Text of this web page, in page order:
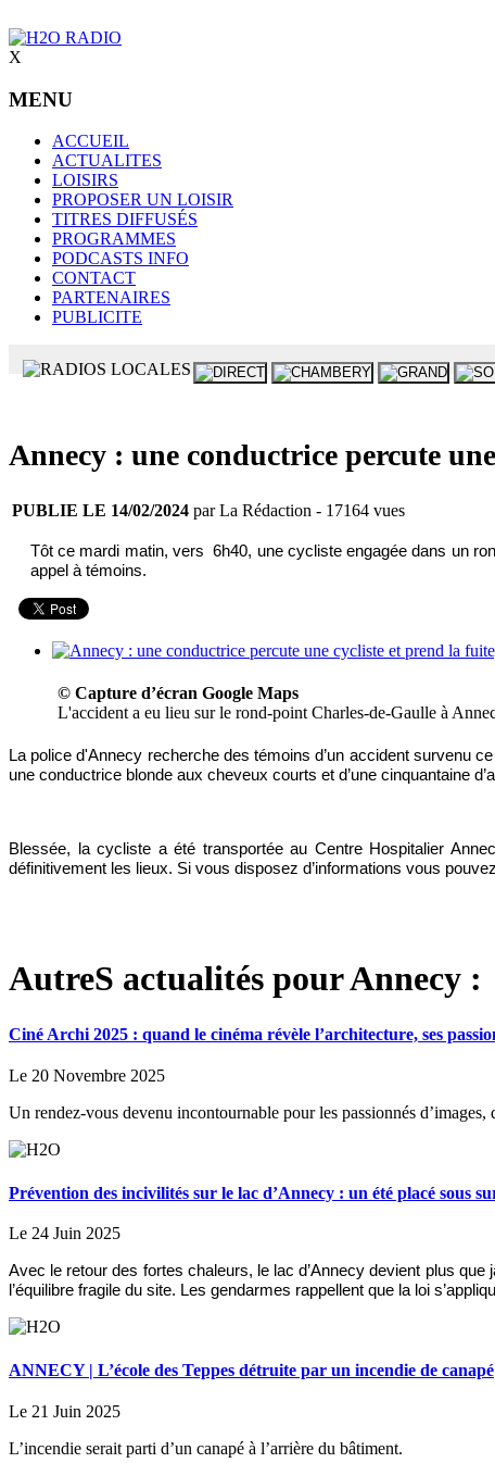
X
MENU
ACCUEIL
ACTUALITES
LOISIRS
PROPOSER UN LOISIR
TITRES DIFFUSÉS
PROGRAMMES
PODCASTS INFO
CONTACT
PARTENAIRES
PUBLICITE
Annecy : une conductrice percute
PUBLIE LE 14/02/2024 par La Rédaction - 17164 vues
Tôt ce mardi matin, vers 6h40, une cycliste engagée dans un
appel à témoins.
© Capture d’écran Google Maps
L'accident a eu lieu sur le rond-point Charles-de-Gaulle à
La police d'Annecy recherche des témoins d’un accident survenu
une conductrice blonde aux cheveux courts et d’une cinquantaine
Blessée, la cycliste a été transportée au Centre Hospitalier
définitivement les lieux. Si vous disposez d’informations vous
AutreS actualités pour Annecy :
Ciné Archi 2025 : quand le cinéma révèle l’architecture, ses
Le 20 Novembre 2025
Un rendez-vous devenu incontournable pour les passionnés
Prévention des incivilités sur le lac d’Annecy : un été placé sous
Le 24 Juin 2025
Avec le retour des fortes chaleurs, le lac d’Annecy devient plus
l’équilibre fragile du site. Les gendarmes rappellent que la loi
ANNECY | L’école des Teppes détruite par un incendie de canapé
Le 21 Juin 2025
L’incendie serait parti d’un canapé à l’arrière du bâtiment.